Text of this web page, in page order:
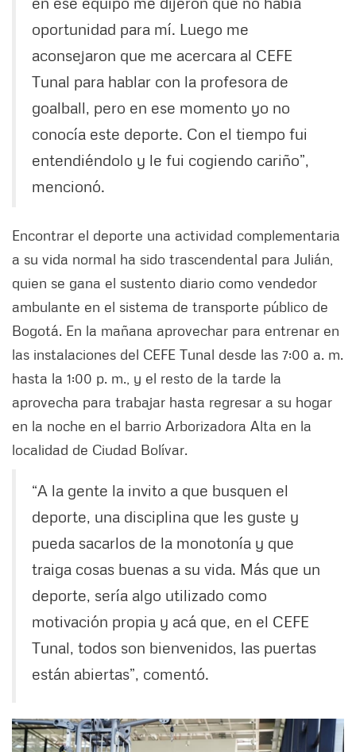
oportunidad para mí. Luego me
aconsejaron que me acercara al CEFE
Tunal para hablar con la profesora de
goalball, pero en ese momento yo no
conocía este deporte. Con el tiempo fui
entendiéndolo y le fui cogiendo cariño”,
mencionó.
Encontrar el deporte una actividad complementaria
a su vida normal ha sido trascendental para Julián,
quien se gana el sustento diario como vendedor
ambulante en el sistema de transporte público de
Bogotá. En la mañana aprovechar para entrenar en
las instalaciones del CEFE Tunal desde las 7:00 a. m.
hasta la 1:00 p. m., y el resto de la tarde la
aprovecha para trabajar hasta regresar a su hogar
en la noche en el barrio Arborizadora Alta en la
localidad de Ciudad Bolívar.
“A la gente la invito a que busquen el
deporte, una disciplina que les guste y
pueda sacarlos de la monotonía y que
traiga cosas buenas a su vida. Más que un
deporte, sería algo utilizado como
motivación propia y acá que, en el CEFE
Tunal, todos son bienvenidos, las puertas
están abiertas”, comentó.